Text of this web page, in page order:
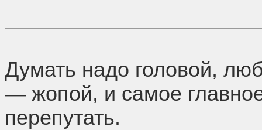
Думать надо головой,
— жопой, и самое
перепутать.